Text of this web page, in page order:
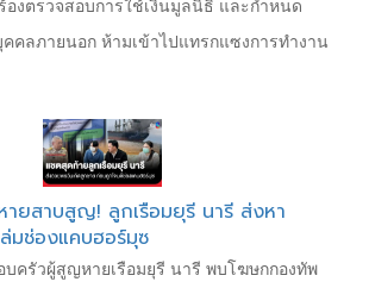
องตรวจสอบการใช้เงินมูลนิธิ และกำหนด
คลภายนอก ห้ามเข้าไปแทรกแซงการทำงาน
ยสาบสูญ! ลูกเรือมยุรี นารี ส่งหา
ช่องแคบฮอร์มุซ
บครัวผู้สูญหายเรือมยุรี นารี พบโฆษกกองทัพ